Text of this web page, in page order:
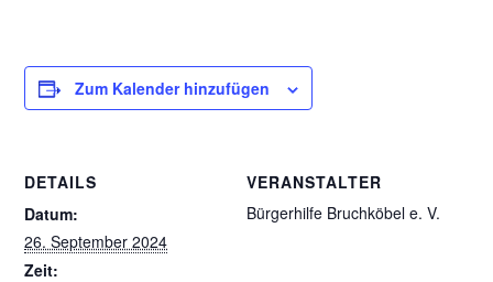
Zum Kalender hinzufügen
DETAILS
Datum:
26. September 2024
Zeit:
VERANSTALTER
Bürgerhilfe Bruchköbel e. V.